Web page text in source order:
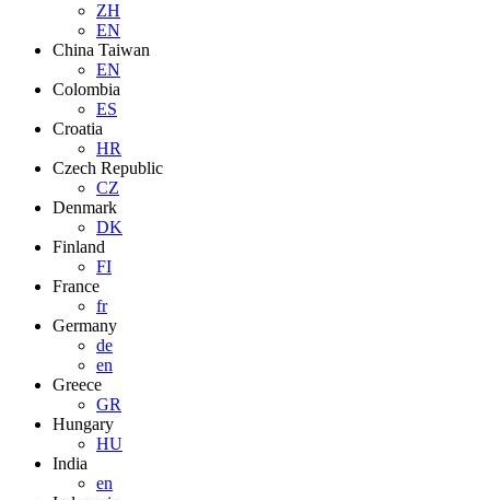
ZH
EN
China Taiwan
EN
Colombia
ES
Croatia
HR
Czech Republic
CZ
Denmark
DK
Finland
FI
France
fr
Germany
de
en
Greece
GR
Hungary
HU
India
en